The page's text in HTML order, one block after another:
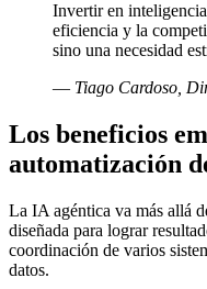
Invertir en
eficiencia y la
sino una necesidad
— Tiago Cardoso,
Los beneficios
automatización
La IA agéntica va más allá
diseñada para lograr
coordinación de varios
datos.